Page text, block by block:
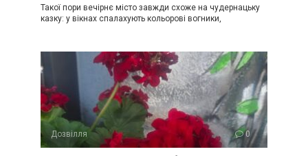
Такої пори вечірнє місто завжди схоже на чудернацьку
казку: у вікнах спалахують кольорові вогники,
Дозвілля 0